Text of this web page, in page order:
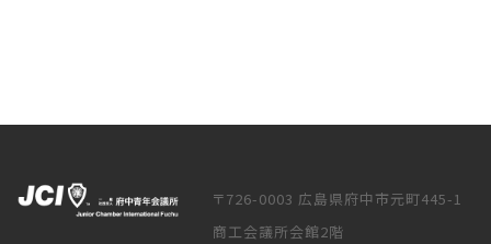
〒726-0003 広島県府中市元町445-1
商工会議所会館2階